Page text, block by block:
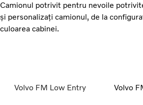
Camionul potrivit pentru nevoile
și personalizați camionul, de la
culoarea cabinei.
Volvo FM Low Entry Volvo